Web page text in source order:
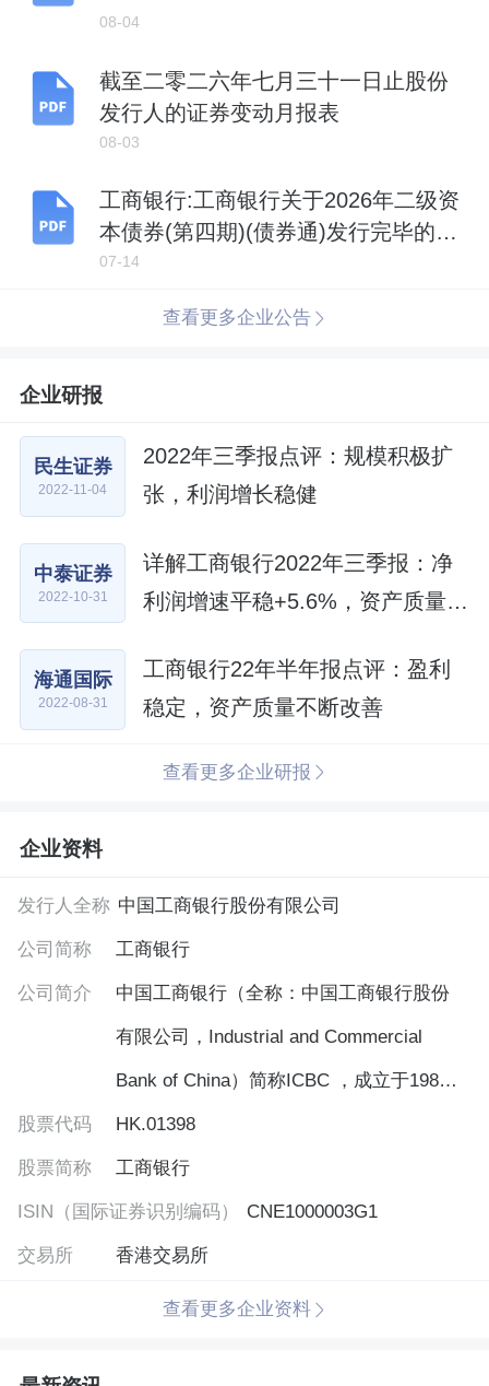
08-04
截至二零二六年七月三十一日止股份
发行人的证券变动月报表
08-03
工商银行:工商银行关于2026年二级资
本债券(第四期)(债券通)发行完毕的公
告
07-14
查看更多企业公告
企业研报
民生证券
2022-11-04
2022年三季报点评：规模积极扩
张，利润增长稳健
中泰证券
2022-10-31
详解工商银行2022年三季报：净
利润增速平稳+5.6%，资产质量稳
海通国际
2022-08-31
工商银行22年半年报点评：盈利
稳定，资产质量不断改善
查看更多企业研报
企业资料
发行人全称 中国工商银行股份有限公司
公司简称 工商银行
公司简介 中国工商银行（全称：中国工商银行股份
有限公司，Industrial and Commercial
Bank of China）简称ICBC ，成立于1984
年1月1日。成立于1984年，是中国五大银
行之首，世界五百强企业之一，拥有中国
最大的客户群，是中国最大的商业银行。
中国工商银行是中国最大的国有独资商业
银行，基本任务是依据国家的法律和法
股票代码 HK.01398
股票简称 工商银行
ISIN（国际证券识别编码） CNE1000003G1
交易所 香港交易所
查看更多企业资料